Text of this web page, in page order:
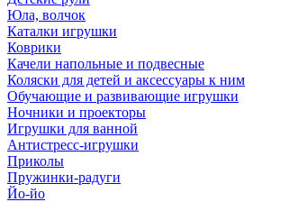
Юла, волчок
Каталки игрушки
Коврики
Качели напольные и подвесные
Коляски для детей и аксессуары к ним
Обучающие и развивающие игрушки
Ночники и проекторы
Игрушки для ванной
Антистресс-игрушки
Приколы
Пружинки-радуги
Йо-йо